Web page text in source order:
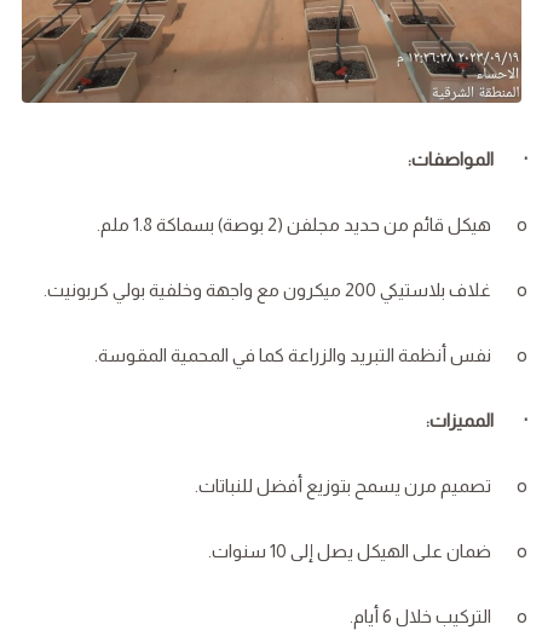
· المواصفات:
o هيكل قائم من حديد مجلفن (2 بوصة) بسماكة 1.8 ملم.
o غلاف بلاستيكي 200 ميكرون مع واجهة وخلفية بولي كربونيت.
o نفس أنظمة التبريد والزراعة كما في المحمية المقوسة.
· المميزات:
o تصميم مرن يسمح بتوزيع أفضل للنباتات.
o ضمان على الهيكل يصل إلى 10 سنوات.
o التركيب خلال 6 أيام.